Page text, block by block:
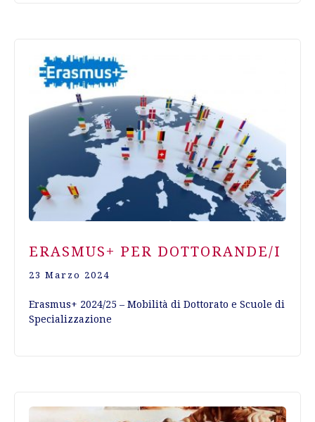
ERASMUS+ PER DOTTORANDE/I
23 Marzo 2024
Erasmus+ 2024/25 – Mobilità di Dottorato e Scuole di
Specializzazione